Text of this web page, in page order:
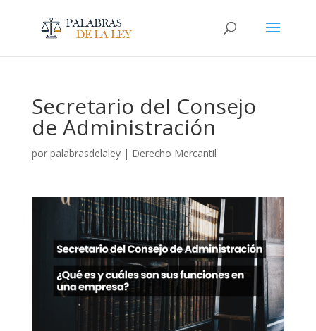
Secretario del Consejo
de Administración
por palabrasdelaley| Derecho Mercantil